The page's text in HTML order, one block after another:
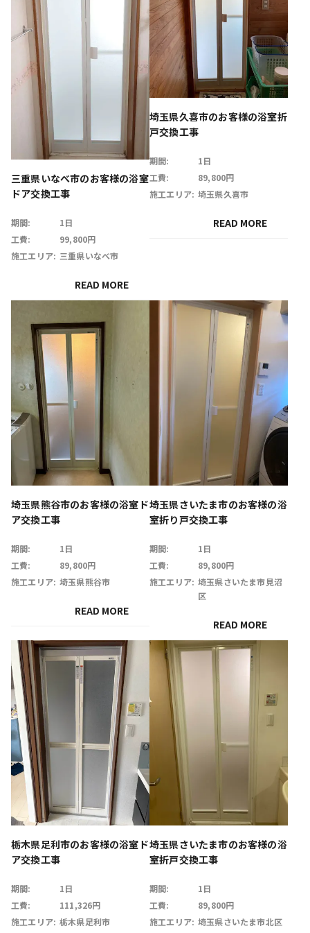
三重県いなべ市のお客様の浴室
ドア交換工事
期間:
1日
工費:
99,800円
施工エリア: 三重県いなべ市
READ MORE
埼玉県久喜市のお客様の浴室折
戸交換工事
期間:
1日
工費:
89,800円
施工エリア: 埼玉県久喜市
READ MORE
埼玉県熊谷市のお客様の浴室ド
ア交換工事
期間:
1日
工費:
89,800円
施工エリア: 埼玉県熊谷市
READ MORE
埼玉県さいたま市のお客様の浴
室折り戸交換工事
期間:
1日
工費:
89,800円
施工エリア: 埼玉県さいたま市見沼
区
READ MORE
栃木県足利市のお客様の浴室ド
ア交換工事
期間:
1日
工費:
111,326円
施工エリア: 栃木県足利市
埼玉県さいたま市のお客様の浴
室折戸交換工事
期間:
1日
工費:
89,800円
施工エリア: 埼玉県さいたま市北区